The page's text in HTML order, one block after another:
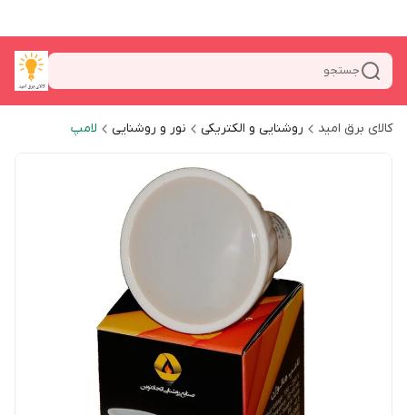
جستجو
کالای برق امید روشنایی و الکتریکی نور و روشنایی لامپ